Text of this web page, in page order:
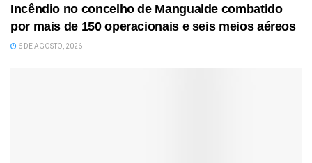
Incêndio no concelho de Mangualde combatido
por mais de 150 operacionais e seis meios aéreos
6 DE AGOSTO, 2026